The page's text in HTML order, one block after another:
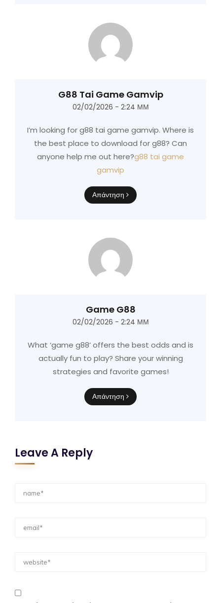
G88 Tai Game Gamvip
02/02/2026 - 2:24 ΜΜ
I’m looking for g88 tai game gamvip. Where is
the best place to download for g88? Can
anyone help me out here?g88 tai game
gamvip
Απάντηση
Game G88
02/02/2026 - 2:24 ΜΜ
What ‘game g88’ offers the best odds and is
actually fun to play? Share your winning
strategies and favorite games!
Απάντηση
Leave A Reply